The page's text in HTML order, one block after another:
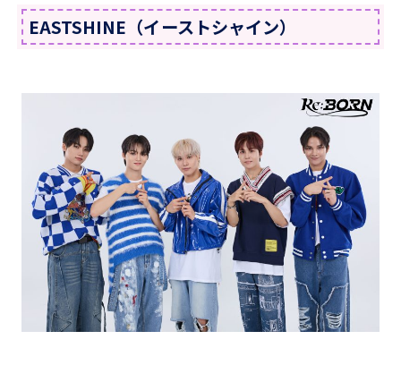
EASTSHINE（イーストシャイン）